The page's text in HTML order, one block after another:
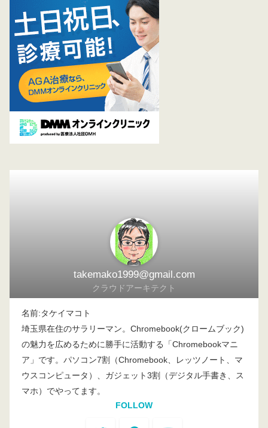
takemako1999@gmail.com
クラウドアーキテクト
名前:タケイマコト
埼玉県在住のサラリーマン。Chromebook(クロームブック)
の魅力を広めるために勝手に活動する「Chromebookマニ
ア」です。パソコン7割（Chromebook、レッツノート、マ
ウスコンピュータ）、ガジェット3割（デジタル手書き、ス
マホ）でやってます。
FOLLOW